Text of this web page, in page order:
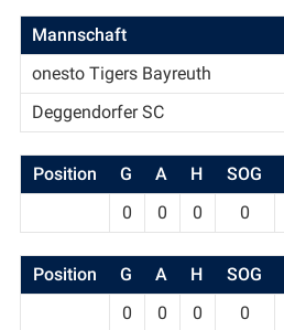
Mannschaft
onesto Tigers Bayreuth
Deggendorfer SC
Position G A H SOG
0
0 0 0
Position G A H SOG
0
0 0 0